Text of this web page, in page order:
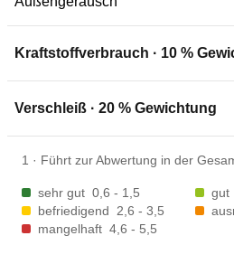
Kraftstoffverbrauch · 10 %
Verschleiß · 20 % Gewichtung
1 · Führt zur Abwertung in der
sehr gut 0,6 - 1,5 gut
befriedigend
2,6 - 3,5
mangelhaft 4,6 - 5,5